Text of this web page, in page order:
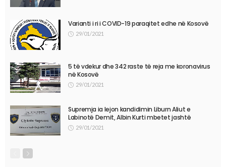
Varianti i ri i COVID-19 paraqitet edhe në Kosovë
29/01/2021
5 të vdekur dhe 342 raste të reja me koronavirus
në Kosovë
29/01/2021
Supremja ia lejon kandidimin Liburn Aliut e
Labinotë Demit, Albin Kurti mbetet jashtë
29/01/2021